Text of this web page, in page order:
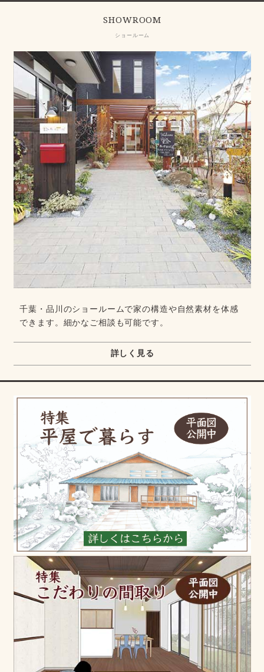
SHOWROOM
ショールーム
千葉・品川のショールームで家の構造や自然素材を体感
できます。細かなご相談も可能です。
詳しく見る